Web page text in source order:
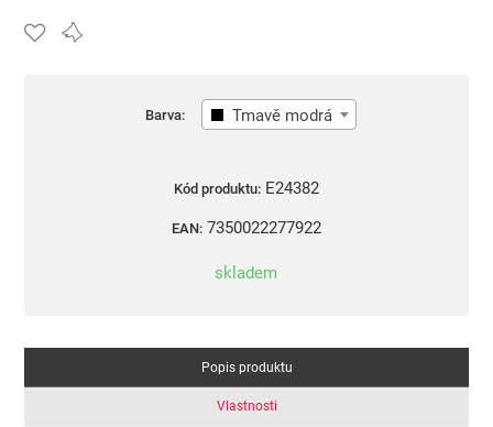
Barva: Tmavě modrá
Kód produktu: E24382
EAN: 7350022277922
skladem
Popis produktu
Vlastnosti